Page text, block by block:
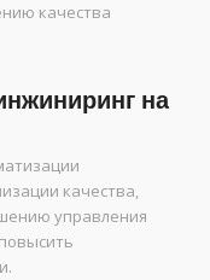
качества
на
качества,
управления